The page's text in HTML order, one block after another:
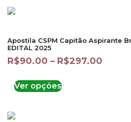
Apostila CSPM Capitão Aspirante
EDITAL 2025
R$90.00 – R$297.00
Ver opções